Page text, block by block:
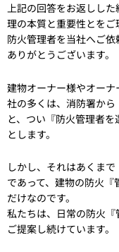
上記の回答をお返しし
理の本質と重要性とを
防火管理者を当社へご依
ありがとうございます。
建物オーナー様やオー
社の多くは、消防署か
と、つい『防火管理者
とします。
しかし、それはあくま
であって、建物の防火
だけなのです。
私たちは、日常の防火『
ご提案し続けています。